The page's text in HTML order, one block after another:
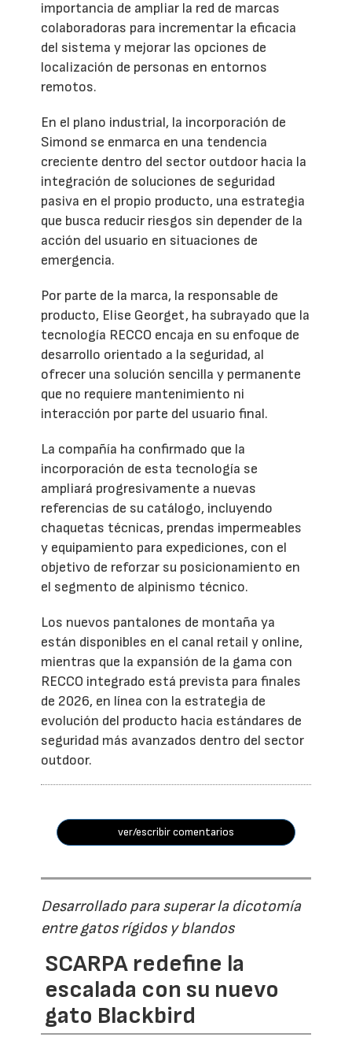
importancia de ampliar la red de marcas
colaboradoras para incrementar la eficacia
del sistema y mejorar las opciones de
localización de personas en entornos
remotos.
En el plano industrial, la incorporación de
Simond se enmarca en una tendencia
creciente dentro del sector outdoor hacia la
integración de soluciones de seguridad
pasiva en el propio producto, una estrategia
que busca reducir riesgos sin depender de la
acción del usuario en situaciones de
emergencia.
Por parte de la marca, la responsable de
producto, Elise Georget, ha subrayado que la
tecnología RECCO encaja en su enfoque de
desarrollo orientado a la seguridad, al
ofrecer una solución sencilla y permanente
que no requiere mantenimiento ni
interacción por parte del usuario final.
La compañía ha confirmado que la
incorporación de esta tecnología se
ampliará progresivamente a nuevas
referencias de su catálogo, incluyendo
chaquetas técnicas, prendas impermeables
y equipamiento para expediciones, con el
objetivo de reforzar su posicionamiento en
el segmento de alpinismo técnico.
Los nuevos pantalones de montaña ya
están disponibles en el canal retail y online,
mientras que la expansión de la gama con
RECCO integrado está prevista para finales
de 2026, en línea con la estrategia de
evolución del producto hacia estándares de
seguridad más avanzados dentro del sector
outdoor.
ver/escribir comentarios
Desarrollado para superar la dicotomía
entre gatos rígidos y blandos
SCARPA redefine la
escalada con su nuevo
gato Blackbird